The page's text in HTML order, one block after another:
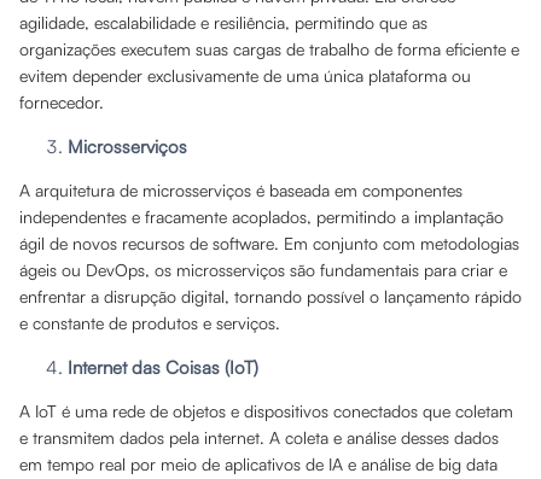
agilidade, escalabilidade e resiliência, permitindo que as
organizações executem suas cargas de trabalho de forma eficiente e
evitem depender exclusivamente de uma única plataforma ou
fornecedor.
Microsserviços
A arquitetura de microsserviços é baseada em componentes
independentes e fracamente acoplados, permitindo a implantação
ágil de novos recursos de software. Em conjunto com metodologias
ágeis ou DevOps, os microsserviços são fundamentais para criar e
enfrentar a disrupção digital, tornando possível o lançamento rápido
e constante de produtos e serviços.
Internet das Coisas (IoT)
A IoT é uma rede de objetos e dispositivos conectados que coletam
e transmitem dados pela internet. A coleta e análise desses dados
em tempo real por meio de aplicativos de IA e análise de big data